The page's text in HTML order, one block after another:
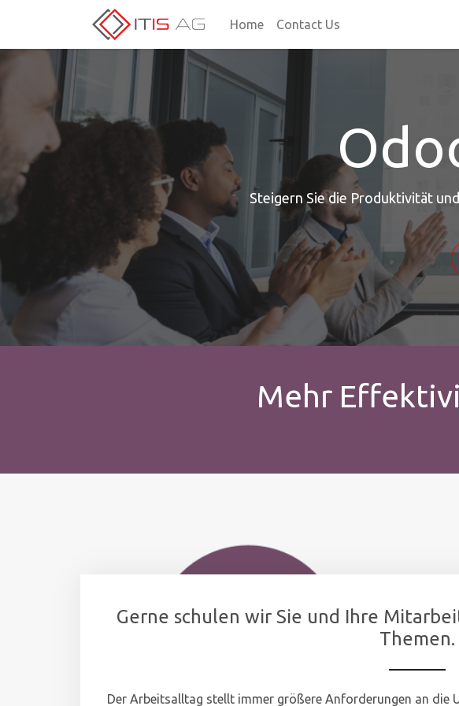
Home Contact Us
Steigern Sie die Produktivität
Mehr
Gerne schulen wir Sie und Ihre
Themen.
Der Arbeitsalltag stellt immer größere Anforderungen an die